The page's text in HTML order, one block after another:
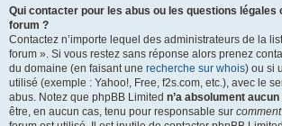
Qui contacter pour les abus ou les questions légales
forum ?
Contactez n’importe lequel des administrateurs de la
forum ». Si vous restez sans réponse alors prenez
du domaine (en faisant une recherche sur whois) ou si
utilisé (exemple : Yahoo!, Free, f2s.com, etc.), avec le
abus. Notez que phpBB Limited n’a absolument
être, en aucun cas, tenu pour responsable sur comment